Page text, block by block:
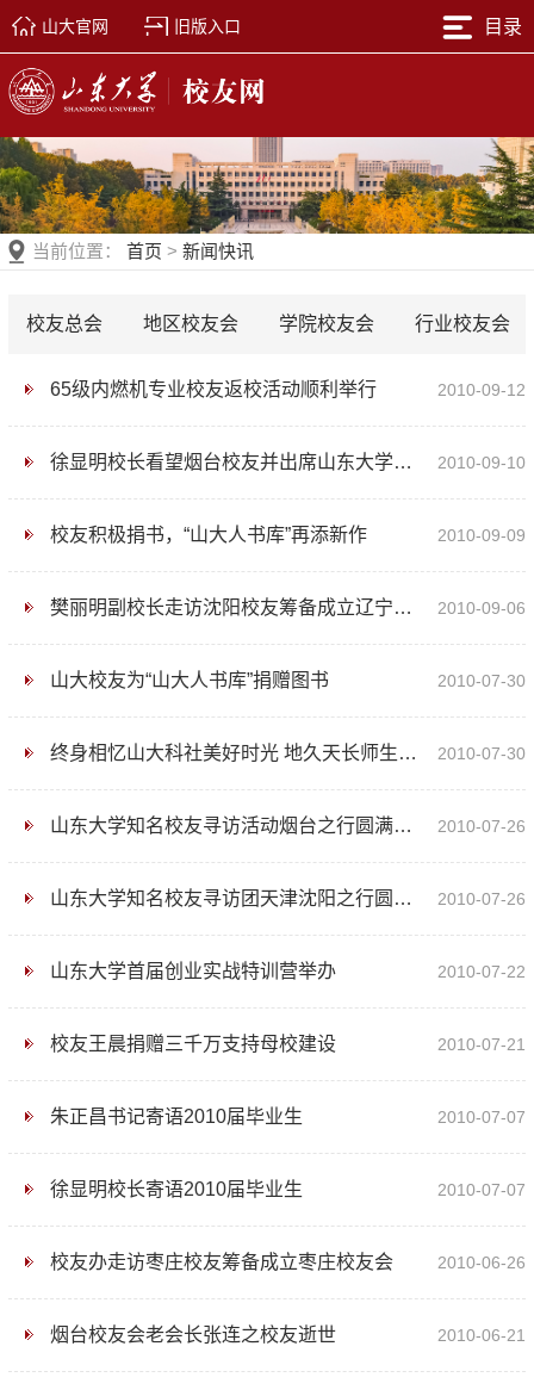
山大官网 旧版入口 目录
当前位置： 首页 > 新闻快讯
校友总会 地区校友会 学院校友会 行业校友会
65级内燃机专业校友返校活动顺利举行 2010-09-12
徐显明校长看望烟台校友并出席山东大学烟台校友会产学研结合促进 2010-09-10
校友积极捐书，“山大人书库”再添新作 2010-09-09
樊丽明副校长走访沈阳校友筹备成立辽宁校友会 2010-09-06
山大校友为“山大人书库”捐赠图书 2010-07-30
终身相忆山大科社美好时光 地久天长师生同窗珍贵友谊 2010-07-30
山东大学知名校友寻访活动烟台之行圆满结束 2010-07-26
山东大学知名校友寻访团天津沈阳之行圆满结束 2010-07-26
山东大学首届创业实战特训营举办 2010-07-22
校友王晨捐赠三千万支持母校建设 2010-07-21
朱正昌书记寄语2010届毕业生 2010-07-07
徐显明校长寄语2010届毕业生 2010-07-07
校友办走访枣庄校友筹备成立枣庄校友会 2010-06-26
烟台校友会老会长张连之校友逝世 2010-06-21